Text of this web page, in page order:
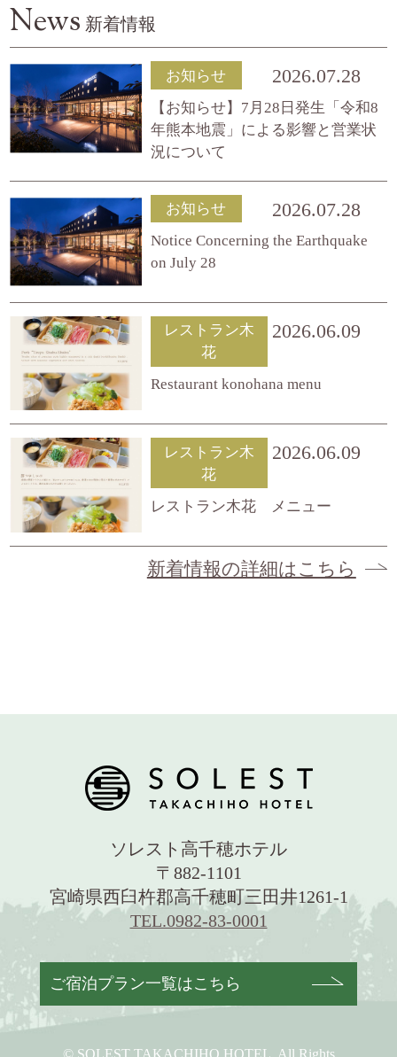
News 新着情報
お知らせ 2026.07.28
【お知らせ】7月28日発生「令和8
年熊本地震」による影響と営業状
況について
お知らせ 2026.07.28
​Notice Concerning the Earthquake
on July 28
レストラン木
花
2026.06.09
Restaurant konohana menu
レストラン木
花
2026.06.09
レストラン木花 メニュー
新着情報の詳細はこちら
ソレスト高千穂ホテル
〒882-1101
宮崎県西臼杵郡高千穂町三田井1261-1
TEL.0982-83-0001
ご宿泊プラン一覧はこちら
© SOLEST TAKACHIHO HOTEL. All Rights